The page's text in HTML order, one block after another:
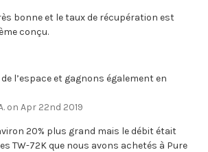
bonne et le taux de récupération est
conçu.
l’espace et gagnons également en
on Apr 22nd 2019
20% plus grand mais le débit était
TW-72K que nous avons achetés à Pure